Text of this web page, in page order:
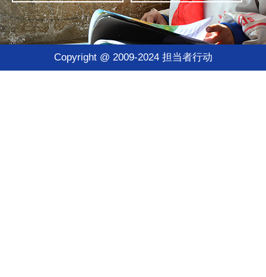
Copyright @ 2009-2024 担当者行动